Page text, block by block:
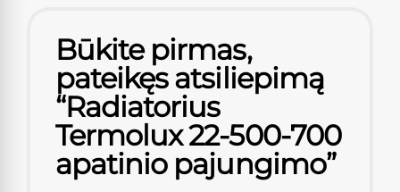
Būkite pirmas,
pateikęs atsiliepimą
“Radiatorius
Termolux 22-500-700
apatinio pajungimo”